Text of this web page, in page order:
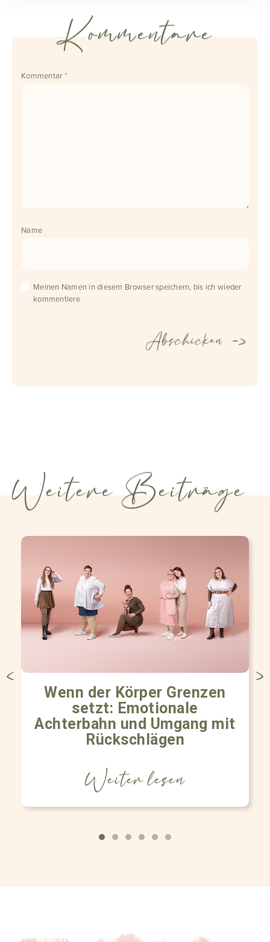
Kommentare
Kommentar *
Name
Meinen Namen in diesem Browser speichern, bis ich wieder
kommentiere
Weitere Beiträge
Wenn der Körper Grenzen
setzt: Emotionale
Achterbahn und Umgang mit
Rückschlägen
Weiter lesen